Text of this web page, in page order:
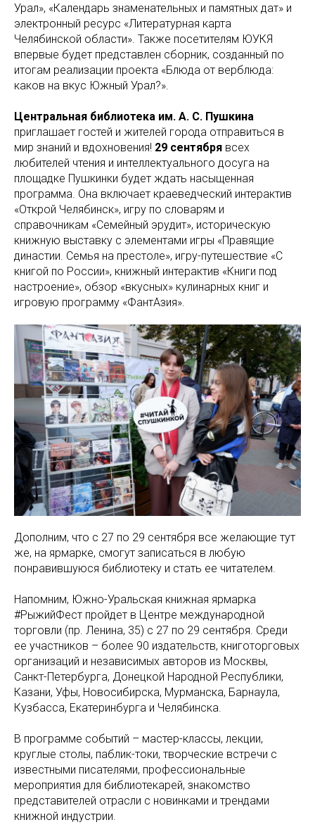
Урал», «Календарь знаменательных и памятных дат» и
электронный ресурс «Литературная карта
Челябинской области». Также посетителям ЮУКЯ
впервые будет представлен сборник, созданный по
итогам реализации проекта «Блюда от верблюда:
каков на вкус Южный Урал?».
Центральная библиотека им. А. С. Пушкина
приглашает гостей и жителей города отправиться в
мир знаний и вдохновения! 29 сентября всех
любителей чтения и интеллектуального досуга на
площадке Пушкинки будет ждать насыщенная
программа. Она включает краеведческий интерактив
«Открой Челябинск», игру по словарям и
справочникам «Семейный эрудит», историческую
книжную выставку с элементами игры «Правящие
династии. Семья на престоле», игру-путешествие «С
книгой по России», книжный интерактив «Книги под
настроение», обзор «вкусных» кулинарных книг и
игровую программу «ФантАзия».
Дополним, что с 27 по 29 сентября все желающие тут
же, на ярмарке, смогут записаться в любую
понравившуюся библиотеку и стать ее читателем.
Напомним, Южно-Уральская книжная ярмарка
#РыжийФест пройдет в Центре международной
торговли (пр. Ленина, 35) с 27 по 29 сентября. Среди
ее участников – более 90 издательств, книготорговых
организаций и независимых авторов из Москвы,
Санкт-Петербурга, Донецкой Народной Республики,
Казани, Уфы, Новосибирска, Мурманска, Барнаула,
Кузбасса, Екатеринбурга и Челябинска.
В программе событий – мастер-классы, лекции,
круглые столы, паблик-токи, творческие встречи с
известными писателями, профессиональные
мероприятия для библиотекарей, знакомство
представителей отрасли с новинками и трендами
книжной индустрии.